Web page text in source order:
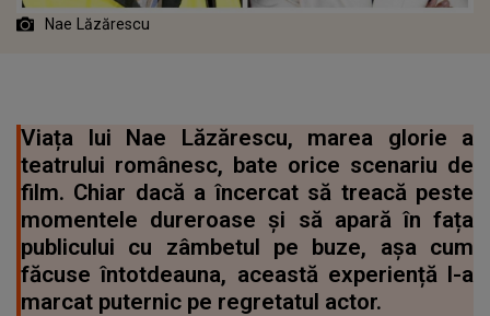
Nae Lăzărescu
Viața lui Nae Lăzărescu, marea glorie a
teatrului românesc, bate orice scenariu de
film. Chiar dacă a încercat să treacă peste
momentele dureroase și să apară în fața
publicului cu zâmbetul pe buze, așa cum
făcuse întotdeauna, această experiență l-a
marcat puternic pe regretatul actor.